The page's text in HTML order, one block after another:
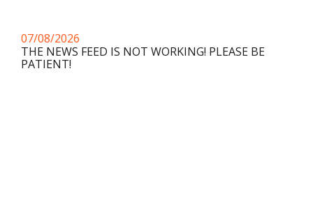
07/08/2026
THE NEWS FEED IS NOT WORKING! PLEASE BE
PATIENT!